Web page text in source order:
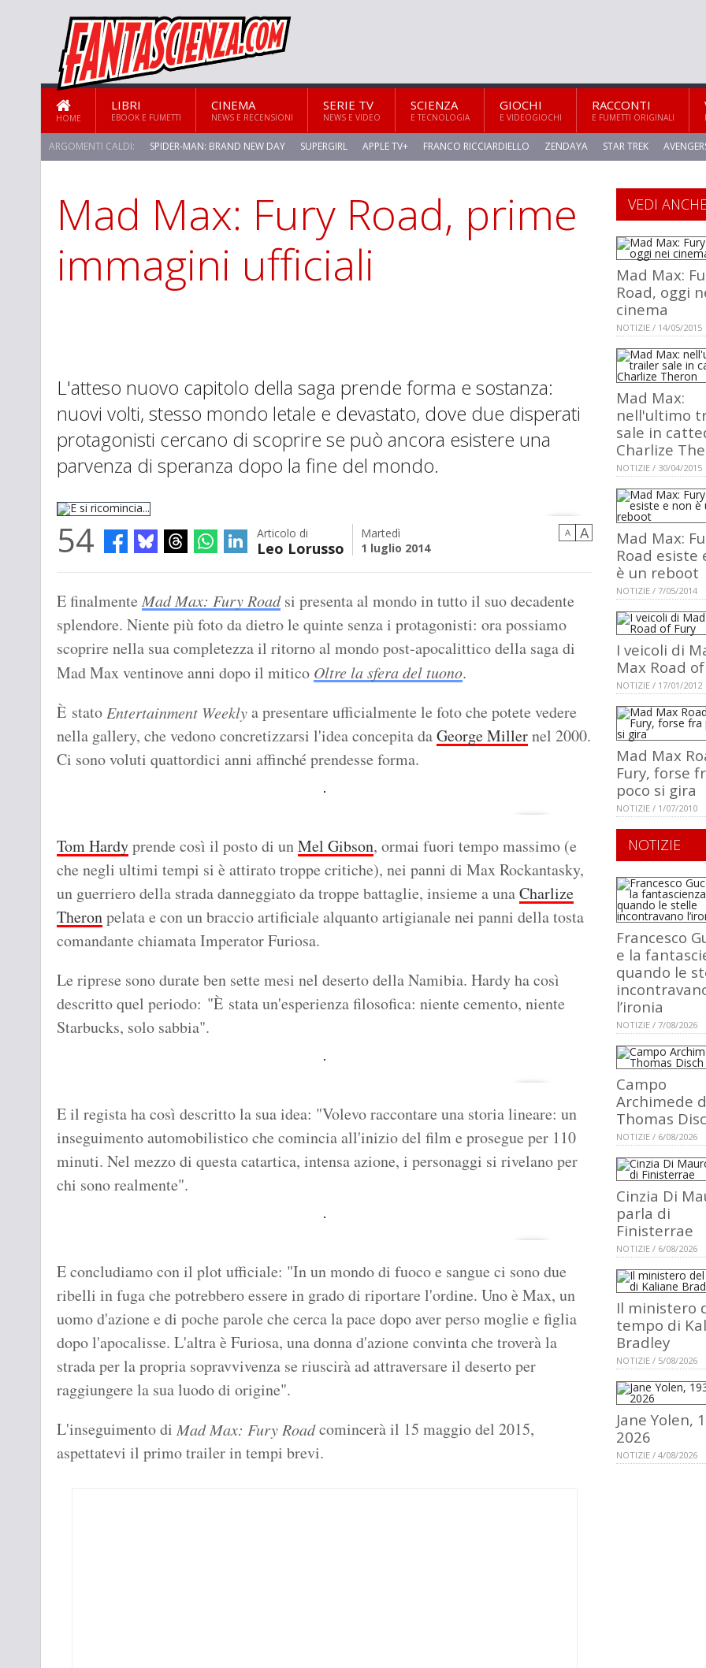
HOME
LIBRI
EBOOK E FUMETTI
CINEMA
NEWS E RECENSIONI
SERIE TV
NEWS E VIDEO
SCIENZA
E TECNOLOGIA
GIOCHI
E VIDEOGIOCHI
RACCONTI
E FUMETTI ORIGINALI
ARGOMENTI CALDI: SPIDER-MAN: BRAND NEW DAY SUPERGIRL APPLE TV+ FRANCO RICCIARDIELLO ZENDAYA STAR TREK
STAR TREK: STRANGE NEW WORLDS
Mad Max: Fury Road, prime
immagini ufficiali
L'atteso nuovo capitolo della saga prende forma e sostanza:
nuovi volti, stesso mondo letale e devastato, dove due disperati
protagonisti cercano di scoprire se può ancora esistere una
parvenza di speranza dopo la fine del mondo.
54 Articolo di
Leo Lorusso
Martedì
1 luglio 2014
A A
E finalmente Mad Max: Fury Roadsi presenta al mondo in tutto il suo decadente
splendore. Niente più foto da dietro le quinte senza i protagonisti: ora possiamo
scoprire nella sua completezza il ritorno al mondo post-apocalittico della saga di
Mad Max ventinove anni dopo il mitico Oltre la sfera del tuono.
È statoEntertainment Weeklya presentare ufficialmente le foto che potete vedere
nella gallery, che vedono concretizzarsi l'idea concepita daGeorge Millernel 2000.
Ci sono voluti quattordici anni affinché prendesse forma.
Tom Hardyprende così il posto di unMel Gibson, ormai fuori tempo massimo (e
che negli ultimi tempi si è attirato troppe critiche), nei panni di Max Rockantasky,
un guerriero della strada danneggiato da troppe battaglie, insieme a unaCharlize
Theronpelata e con un braccio artificiale alquanto artigianale nei panni della tosta
comandante chiamata Imperator Furiosa.
Le riprese sono durate ben sette mesi nel deserto della Namibia. Hardy ha così
descritto quel periodo: "È stata un'esperienza filosofica: niente cemento, niente
Starbucks, solo sabbia".
E il regista ha così descritto la sua idea: "Volevo raccontare una storia lineare: un
inseguimento automobilistico che comincia all'inizio del film e prosegue per 110
minuti. Nel mezzo di questa catartica, intensa azione, i personaggi si rivelano per
chi sono realmente".
E concludiamo con il plot ufficiale: "In un mondo di fuoco e sangue ci sono due
ribelli in fuga che potrebbero essere in grado di riportare l'ordine. Uno è Max, un
uomo d'azione e di poche parole che cerca la pace dopo aver perso moglie e figlia
dopo l'apocalisse. L'altra è Furiosa, una donna d'azione convinta che troverà la
strada per la propria sopravvivenza se riuscirà ad attraversare il deserto per
raggiungere la sua luodo di origine".
L'inseguimento di Mad Max: Fury Roadcomincerà il 15 maggio del 2015,
aspettatevi il primo trailer in tempi brevi.
VEDI ANCHE
Mad Max:
Road, oggi
cinema
NOTIZIE / 14/05/2015
Mad Max:
nell'ultimo
sale in
Charlize
NOTIZIE / 30/04/2015
Mad Max:
Road esiste
è un reboot
NOTIZIE / 7/05/2014
I veicoli di
Max Road
NOTIZIE / 17/01/2012
Mad Max
Fury, forse
poco si gira
NOTIZIE / 1/07/2010
NOTIZIE
Francesco
e la
quando le
l’ironia
NOTIZIE / 7/08/2026
Campo
Archimede
Thomas
NOTIZIE / 6/08/2026
Cinzia Di
parla di
Finisterrae
NOTIZIE / 6/08/2026
Il ministero
tempo di
Bradley
NOTIZIE / 5/08/2026
Jane Yolen,
2026
NOTIZIE / 4/08/2026